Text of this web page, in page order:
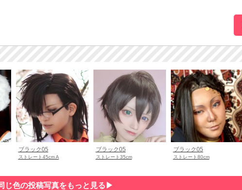
ブラック05
ストレート45cm A
ブラック05
ストレート35cm
ブラック05
ストレート80cm